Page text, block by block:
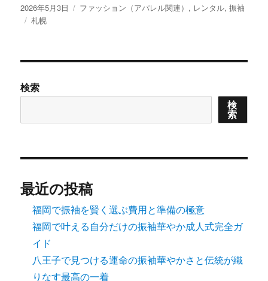
投
稿
2026年5月3日
カ
ファッション（アパレル関連） , レンタル,振袖
タ
札幌
検索
検
索
最近の投稿
福岡で振袖を賢く選ぶ費用と準備の極意
福岡で叶える自分だけの振袖華やか成人式完全ガ
イド
八王子で見つける運命の振袖華やかさと伝統が織
りなす最高の一着